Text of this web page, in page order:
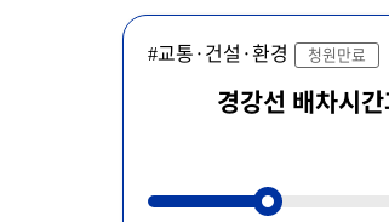
#교통·건설·환경 청원만료
경강선 배차시